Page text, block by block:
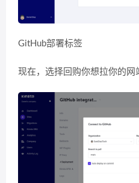
GitHub部署标签
现在，选择回购你想拉你的网